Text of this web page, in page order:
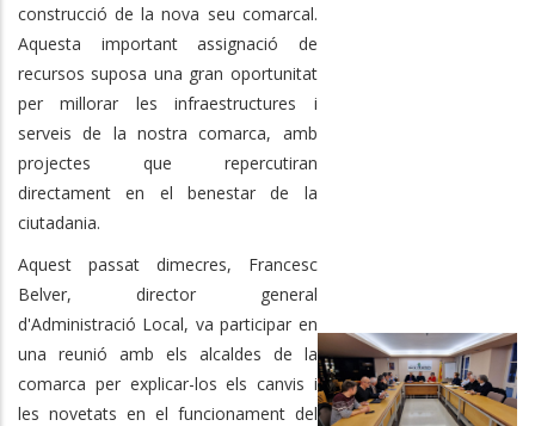
construcció de la nova seu comarcal.
Aquesta important assignació de
recursos suposa una gran oportunitat
per millorar les infraestructures i
serveis de la nostra comarca, amb
projectes que repercutiran
directament en el benestar de la
ciutadania.
Aquest passat dimecres, Francesc
Belver, director general
d'Administració Local, va participar en
una reunió amb els alcaldes de la
comarca per explicar-los els canvis i
les novetats en el funcionament del